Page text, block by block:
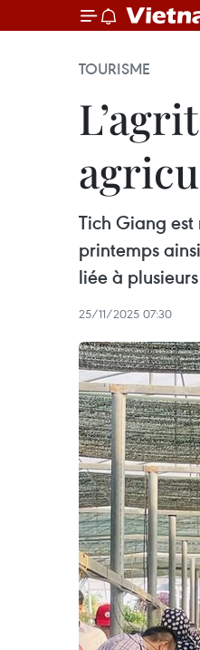
TOURISME
Tich Giang
printemps
liée à
25/11/2025 07:30